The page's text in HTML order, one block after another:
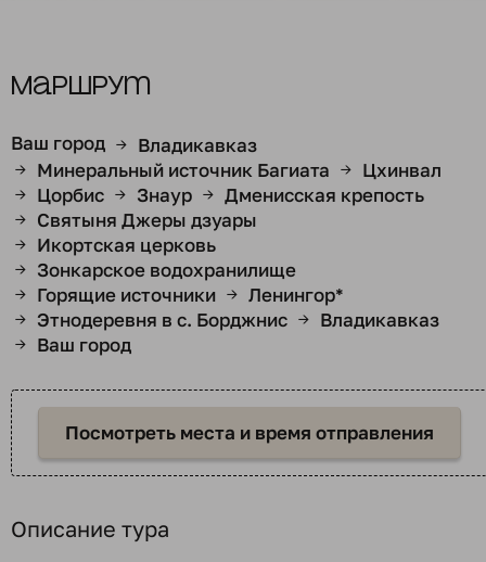
Маршрут
Ваш город → Владикавказ
→ Минеральный источник Багиата → Цхинвал
→ Цорбис → Знаур → Дменисская крепость
→ Святыня Джеры дзуары
→ Икортская церковь
→ Зонкарское водохранилище
→ Горящие источники → Ленингор*
→ Этнодеревня в с. Борджнис → Владикавказ
→ Ваш город
Посмотреть места и время отправления
Описание тура